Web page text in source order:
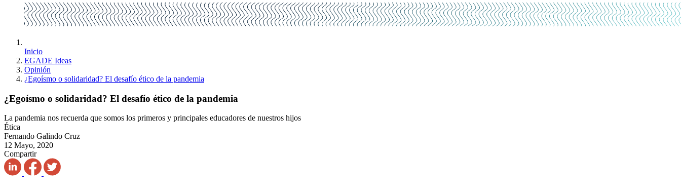
Inicio
EGADE Ideas
Opinión
¿Egoísmo o solidaridad? El desafío ético de la pandemia
¿Egoísmo o solidaridad? El desafío ético de la pandemia
La pandemia nos recuerda que somos los primeros y principales educadores de nuestros hijos
Ética
Fernando Galindo Cruz
12 Mayo, 2020
Compartir